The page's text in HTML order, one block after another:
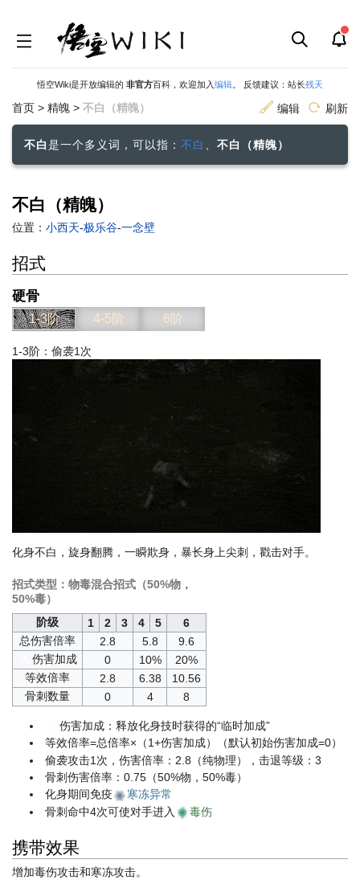
悟空Wiki是开放编辑的 非官方百科，欢迎加入编辑 。 反馈建议：站长残天
首页 > 精魄 > 不白（精魄） 编辑 刷新
不白是一个多义词，可以指： 不白 不白（精魄）
不白（精魄）
跳
导
航
跳
搜
索
位置： 小西天-极乐谷-一念壁
招式
硬骨
1-3阶 4-5阶 6阶
1-3阶：偷袭1次
化身不白，旋身翻腾，一瞬欺身，暴长身上尖刺，戳击对手。
招式类型：物毒混合招式（50%物，
50%毒）
阶级
1 2 3 4 5
6
总伤害倍率
2.8 5.8
9.6
伤害加成
0 10%
20%
等效倍率
2.8 6.38
10.56
骨刺数量
0 4 8
伤害加成：释放化身技时获得的“临时加成”
等效倍率=总倍率×（1+伤害加成）（默认初始伤害加成=0）
偷袭攻击1次，伤害倍率：2.8（纯物理），击退等级：3
骨刺伤害倍率：0.75（50%物，50%毒）
化身期间免疫
寒冻异常
骨刺命中4次可使对手进入
毒伤
携带效果
增加毒伤攻击和寒冻攻击。